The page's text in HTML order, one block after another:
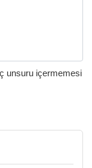
unsuru içermemesi